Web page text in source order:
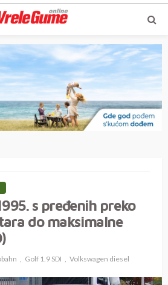
s pređenih preko
do maksimalne
Golf 1.9 SDI Volkswagen diesel